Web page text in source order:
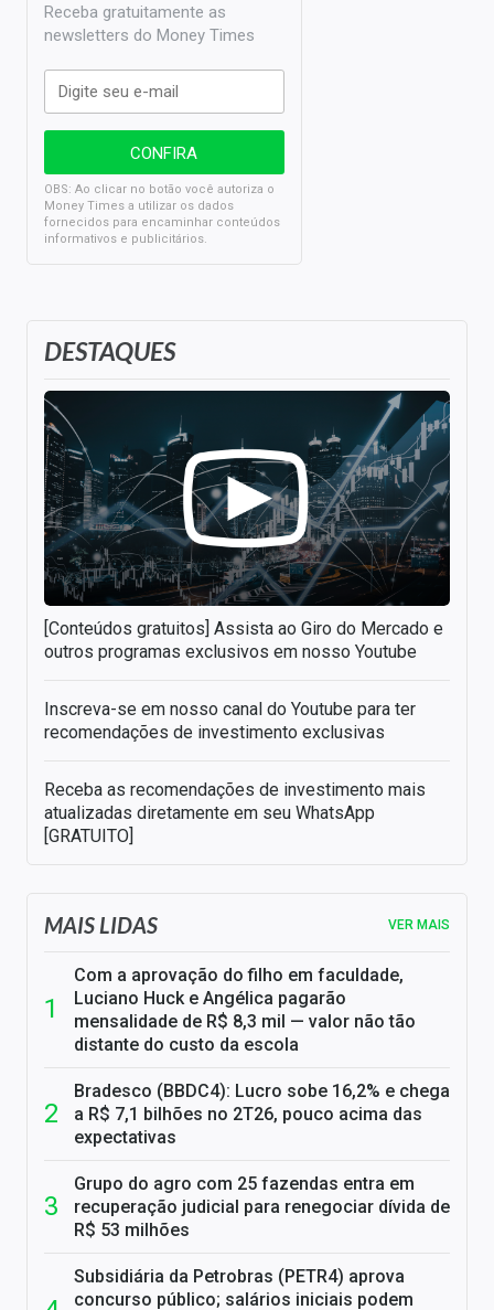
DESTAQUES
[Conteúdos gratuitos] Assista ao Giro do Mercado e
outros programas exclusivos em nosso Youtube
Inscreva-se em nosso canal do Youtube para ter
recomendações de investimento exclusivas
Receba as recomendações de investimento mais
atualizadas diretamente em seu WhatsApp
[GRATUITO]
Receba gratuitamente as
newsletters do Money Times
OBS: Ao clicar no botão você autoriza o
Money Times a utilizar os dados
fornecidos para encaminhar conteúdos
informativos e publicitários.
MAIS LIDAS VER MAIS
Com a aprovação do filho em faculdade,
Luciano Huck e Angélica pagarão
mensalidade de R$ 8,3 mil — valor não tão
distante do custo da escola
Bradesco (BBDC4): Lucro sobe 16,2% e chega
a R$ 7,1 bilhões no 2T26, pouco acima das
expectativas
Grupo do agro com 25 fazendas entra em
recuperação judicial para renegociar dívida de
R$ 53 milhões
Subsidiária da Petrobras (PETR4) aprova
concurso público; salários iniciais podem